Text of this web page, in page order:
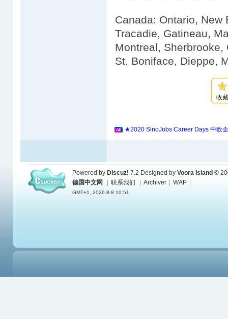
Canada: Ontario, New
Tracadie, Gatineau,
Montreal, Sherbrooke,
St. Boniface, Dieppe,
收
★2020 SinoJobs Career Days 中欧
Powered by Discuz! 7.2 Designed by Voora Island ©
德国中文网
联系我们 Archiver WAP
GMT+1, 2026-8-8 10:51.